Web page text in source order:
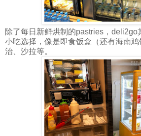
除了每日新鲜烘制的pastries，deli2go
小吃选择，像是即食饭盒（还有海南
治、沙拉等。